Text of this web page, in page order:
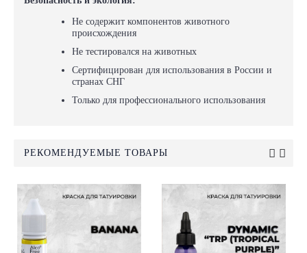
Не содержит компонентов животного
происхождения
Не тестировался на животных
Сертифицирован для использования в России и
странах СНГ
Только для профессионального использования
РЕКОМЕНДУЕМЫЕ ТОВАРЫ